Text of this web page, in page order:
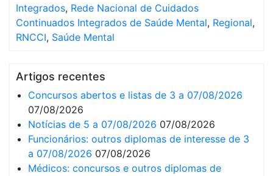
Integrados, Rede Nacional de Cuidados
Continuados Integrados de Saúde Mental, Regional,
RNCCI, Saúde Mental
Artigos recentes
Concursos abertos e listas de 3 a 07/08/2026
07/08/2026
Notícias de 5 a 07/08/2026 07/08/2026
Funcionários: outros diplomas de interesse de 3
a 07/08/2026 07/08/2026
Médicos: concursos e outros diplomas de